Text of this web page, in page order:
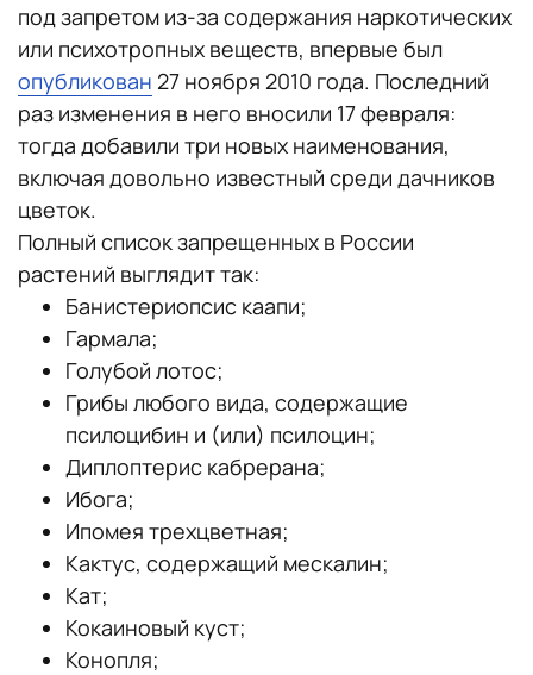
под запретом из-за содержания наркотических
или психотропных веществ, впервые был
опубликован 27 ноября 2010 года. Последний
раз изменения в него вносили 17 февраля:
тогда добавили три новых наименования,
включая довольно известный среди дачников
цветок.
Полный список запрещенных в России
растений выглядит так:
Банистериопсис каапи;
Гармала;
Голубой лотос;
Грибы любого вида, содержащие
псилоцибин и (или) псилоцин;
Диплоптерис кабрерана;
Ибога;
Ипомея трехцветная;
Кактус, содержащий мескалин;
Кат;
Кокаиновый куст;
Конопля;